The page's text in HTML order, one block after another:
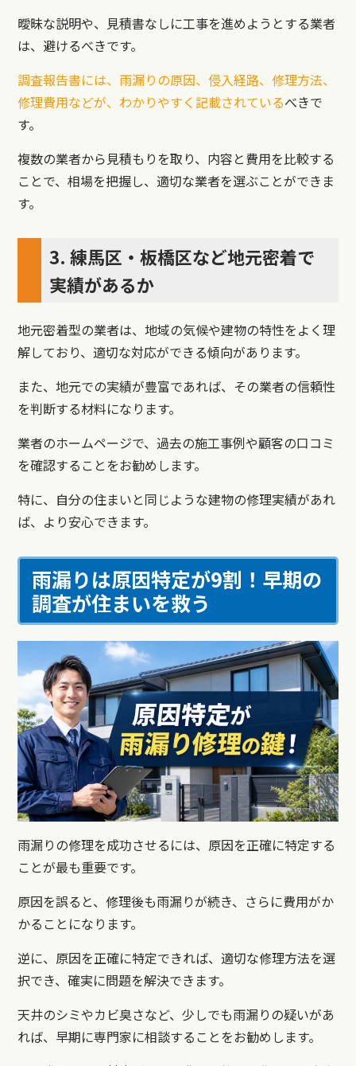
曖昧な説明や、見積書なしに工事を進めようとする業者
は、避けるべきです。
調査報告書には、雨漏りの原因、侵入経路、修理方法、
修理費用などが、わかりやすく記載されているべきで
す。
複数の業者から見積もりを取り、内容と費用を比較する
ことで、相場を把握し、適切な業者を選ぶことができま
す。
3. 練馬区・板橋区など地元密着で
実績があるか
地元密着型の業者は、地域の気候や建物の特性をよく理
解しており、適切な対応ができる傾向があります。
また、地元での実績が豊富であれば、その業者の信頼性
を判断する材料になります。
業者のホームページで、過去の施工事例や顧客の口コミ
を確認することをお勧めします。
特に、自分の住まいと同じような建物の修理実績があれ
ば、より安心できます。
雨漏りは原因特定が9割！早期の
調査が住まいを救う
雨漏りの修理を成功させるには、原因を正確に特定する
ことが最も重要です。
原因を誤ると、修理後も雨漏りが続き、さらに費用がか
かることになります。
逆に、原因を正確に特定できれば、適切な修理方法を選
択でき、確実に問題を解決できます。
天井のシミやカビ臭さなど、少しでも雨漏りの疑いがあ
れば、早期に専門家に相談することをお勧めします。